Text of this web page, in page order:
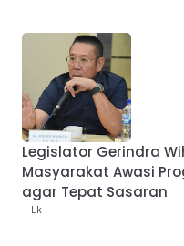
Legislator Gerindra
Masyarakat Awasi
agar Tepat Sasaran
Lk